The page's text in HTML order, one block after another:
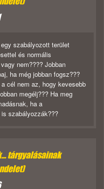
szabályozott terület
és normális
nem???? Jobban
ha még jobban fogsz???
cél nem az, hogy kevesebb
megélj??? Ha meg
ha a
szabályozzák???
tárgyalásainak